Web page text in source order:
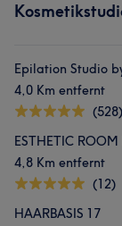
Epilation Studio
4,0 Km entfernt
(528)
ESTHETIC
4,8 Km entfernt
(12)
HAARBASIS 17